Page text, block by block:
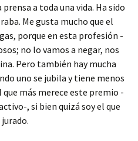
a toda una vida. Ha sido
Me gusta mucho que el
porque en esta profesión -
no lo vamos a negar, nos
Pero también hay mucha
uno se jubila y tiene menos
que más merece este premio -
, si bien quizá soy el que